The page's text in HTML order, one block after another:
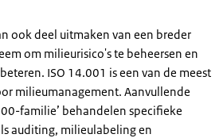
ook deel uitmaken van een breder
om milieurisico's te beheersen en
ISO 14.001 is een van de meest
milieumanagement. Aanvullende
familie’ behandelen specifieke
auditing, milieulabeling en